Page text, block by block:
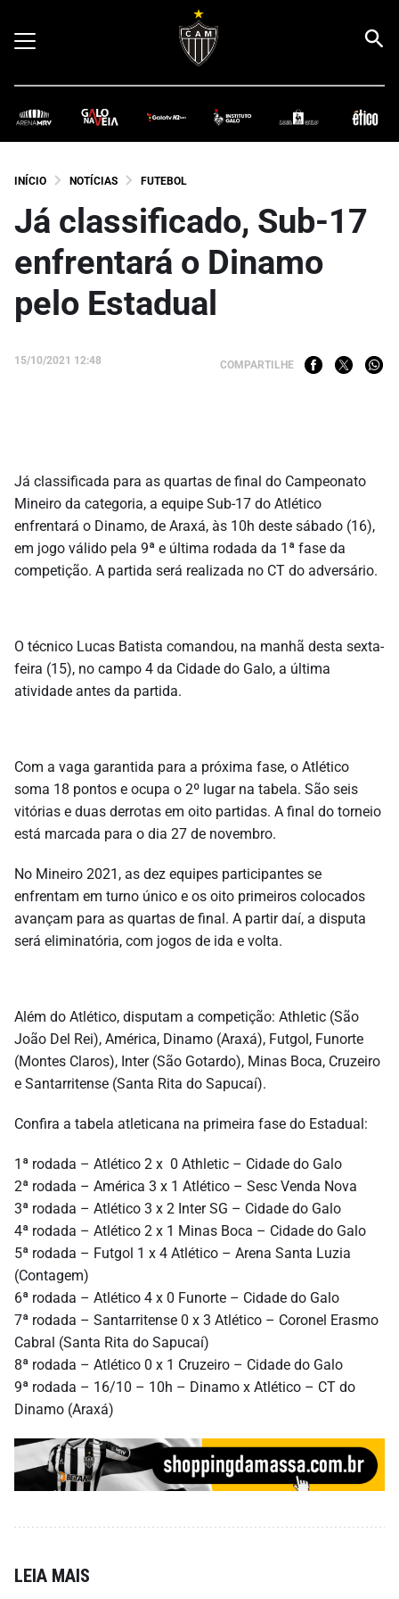
INÍCIO NOTÍCIAS FUTEBOL
Já classificado, Sub-17
enfrentará o Dinamo
pelo Estadual
15/10/2021 12:48 COMPARTILHE
Já classificada para as quartas de final do Campeonato
Mineiro da categoria, a equipe Sub-17 do Atlético
enfrentará o Dinamo, de Araxá, às 10h deste sábado (16),
em jogo válido pela 9ª e última rodada da 1ª fase da
competição. A partida será realizada no CT do adversário.
O técnico Lucas Batista comandou, na manhã desta sexta-
feira (15), no campo 4 da Cidade do Galo, a última
atividade antes da partida.
Com a vaga garantida para a próxima fase, o Atlético
soma 18 pontos e ocupa o 2º lugar na tabela. São seis
vitórias e duas derrotas em oito partidas. A final do torneio
está marcada para o dia 27 de novembro.
No Mineiro 2021, as dez equipes participantes se
enfrentam em turno único e os oito primeiros colocados
avançam para as quartas de final. A partir daí, a disputa
será eliminatória, com jogos de ida e volta.
Além do Atlético, disputam a competição: Athletic (São
João Del Rei), América, Dinamo (Araxá), Futgol, Funorte
(Montes Claros), Inter (São Gotardo), Minas Boca, Cruzeiro
e Santarritense (Santa Rita do Sapucaí).
Confira a tabela atleticana na primeira fase do Estadual:
1ª rodada – Atlético 2 x 0 Athletic – Cidade do Galo
2ª rodada – América 3 x 1 Atlético – Sesc Venda Nova
3ª rodada – Atlético 3 x 2 Inter SG – Cidade do Galo
4ª rodada – Atlético 2 x 1 Minas Boca – Cidade do Galo
5ª rodada – Futgol 1 x 4 Atlético – Arena Santa Luzia
(Contagem)
6ª rodada – Atlético 4 x 0 Funorte – Cidade do Galo
7ª rodada – Santarritense 0 x 3 Atlético – Coronel Erasmo
Cabral (Santa Rita do Sapucaí)
8ª rodada – Atlético 0 x 1 Cruzeiro – Cidade do Galo
9ª rodada – 16/10 – 10h – Dinamo x Atlético – CT do
Dinamo (Araxá)
LEIA MAIS